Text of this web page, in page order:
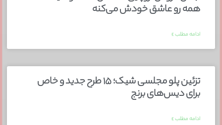
همه رو عاشق خودش می‌کنه
ادامه مطلب »
تزئین پلو مجلسی شیک؛ ۱۵ طرح جدید و خاص
برای دیس‌های برنج
ادامه مطلب »